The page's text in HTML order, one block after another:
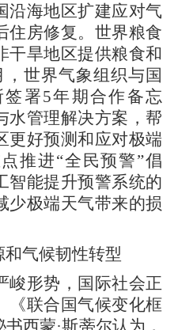
沿海地区扩建应对气
住房修复。世界粮食
干旱地区提供粮食和
世界气象组织与国
署5年期合作备忘
水管理解决方案，帮
更好预测和应对极端
推进“全民预警”倡
智能提升预警系统的
少极端天气带来的损
气候韧性转型
形势，国际社会正
《联合国气候变化框
西蒙·斯蒂尔认为，